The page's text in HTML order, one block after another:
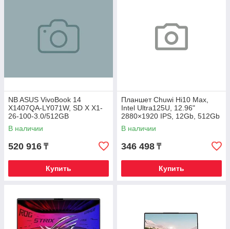
NB ASUS VivoBook 14
X1407QA-LY071W, SD X X1-
26-100-3.0/512GB
SSD/16GB/14" WUXGA,
WIN11
В наличии
520 916 ₸
Купить
Планшет Chuwi Hi10 Max,
Intel Ultra125U, 12.96"
2880×1920 IPS, 12Gb, 512Gb
SSD, Keyboard, Win11Pro
В наличии
346 498 ₸
Купить